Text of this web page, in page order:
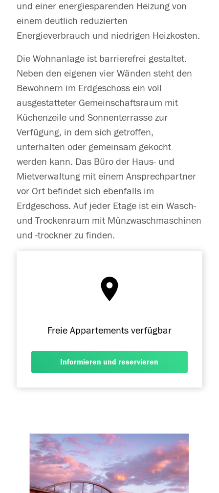
und einer energiesparenden Heizung von
einem deutlich reduzierten
Energieverbrauch und niedrigen Heizkosten.
Die Wohnanlage ist barrierefrei gestaltet.
Neben den eigenen vier Wänden steht den
Bewohnern im Erdgeschoss ein voll
ausgestatteter Gemeinschaftsraum mit
Küchenzeile und Sonnenterrasse zur
Verfügung, in dem sich getroffen,
unterhalten oder gemeinsam gekocht
werden kann. Das Büro der Haus- und
Mietverwaltung mit einem Ansprechpartner
vor Ort befindet sich ebenfalls im
Erdgeschoss. Auf jeder Etage ist ein Wasch-
und Trockenraum mit Münzwaschmaschinen
und -trockner zu finden.
Freie Appartements verfügbar
Informieren und reservieren